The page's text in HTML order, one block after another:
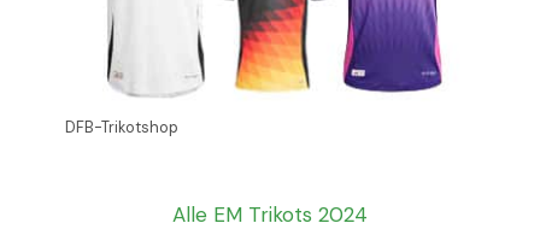
DFB-Trikotshop
Alle EM Trikots 2024